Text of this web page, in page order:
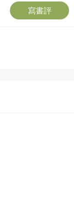
寫書評